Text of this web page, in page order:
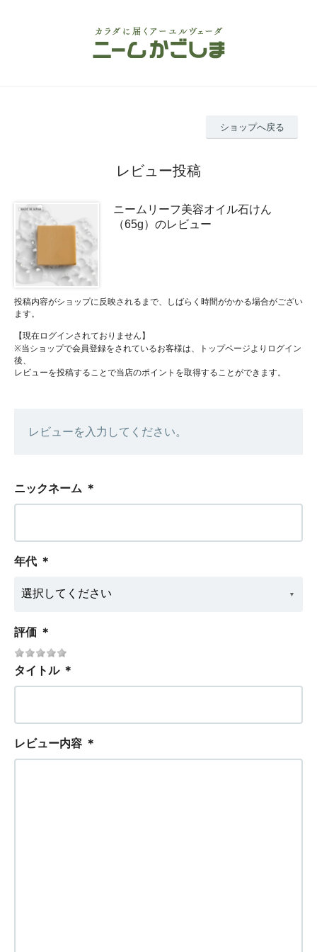
ショップへ戻る
レビュー投稿
ニームリーフ美容オイル石けん
（65g）のレビュー
投稿内容がショップに反映されるまで、しばらく時間がかかる場合がござい
ます。
【現在ログインされておりません】
※当ショップで会員登録をされているお客様は、トップページよりログイン
後、
レビューを投稿することで当店のポイントを取得することができます。
レビューを入力してください。
ニックネーム ＊
年代 ＊
評価 ＊
タイトル ＊
レビュー内容 ＊